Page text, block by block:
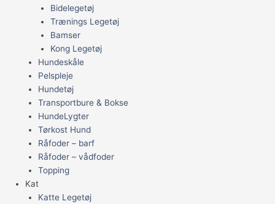
Bidelegetøj
Trænings Legetøj
Bamser
Kong Legetøj
Hundeskåle
Pelspleje
Hundetøj
Transportbure & Bokse
HundeLygter
Tørkost Hund
Råfoder – barf
Råfoder – vådfoder
Topping
Kat
Katte Legetøj